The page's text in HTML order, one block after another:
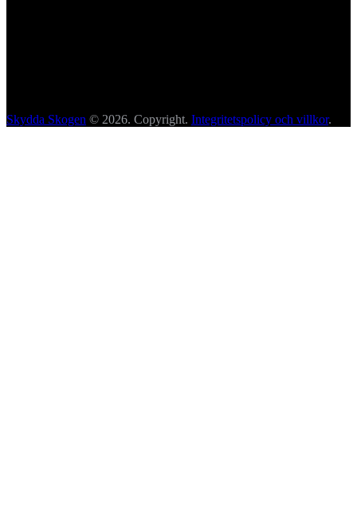
Skydda Skogen © 2026. Copyright. Integritetspolicy och villkor.